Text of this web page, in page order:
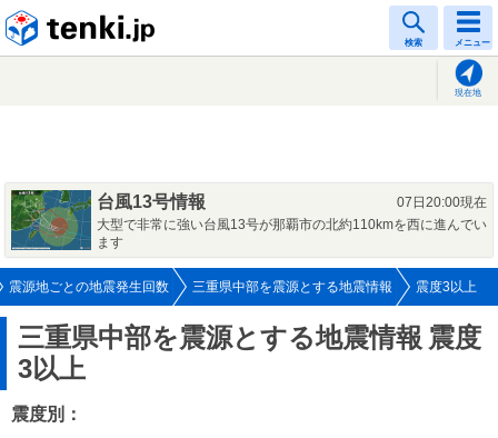
検索 メニュー
現在地
台風13号情報
07日20:00現在
大型で非常に強い台風13号が那覇市の北約110kmを西に進んでい
ます
震源地ごとの地震発生回数 三重県中部を震源とする地震情報 震度3以上
三重県中部を震源とする地震情報 震度
3以上
震度別：